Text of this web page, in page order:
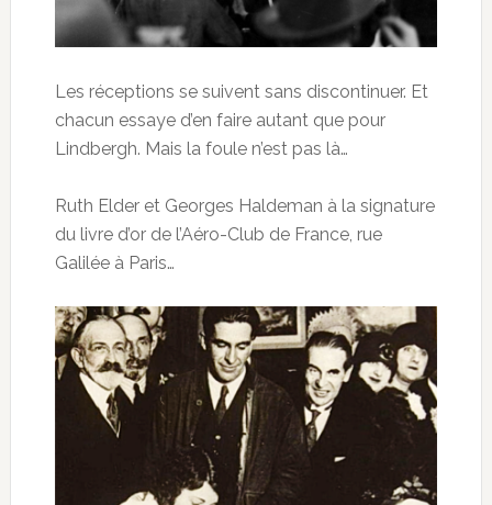
Les réceptions se suivent sans discontinuer. Et
chacun essaye d’en faire autant que pour
Lindbergh. Mais la foule n’est pas là…
Ruth Elder et Georges Haldeman à la signature
du livre d’or de l’Aéro-Club de France, rue
Galilée à Paris…